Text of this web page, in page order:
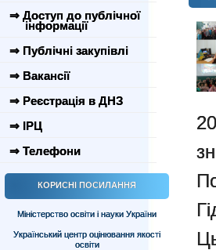
⇒ Доступ до публічної
інформації
⇒ Публічні закупівлі
⇒ Вакансії
⇒ Реєстрація в ДНЗ
⇒ ІРЦ
⇒ Телефони
КОРИСНІ ПОСИЛАННЯ
Міністерство освіти і науки України
Український центр оцінювання якості
освіти